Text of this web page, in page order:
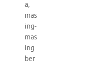
a,
mas
ing-
mas
ing
ber